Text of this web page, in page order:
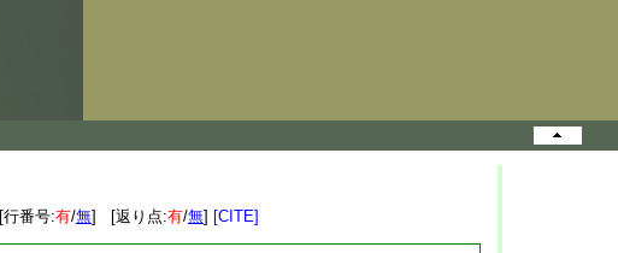
[行番号:有/無] [返り点:有/無] [CITE]